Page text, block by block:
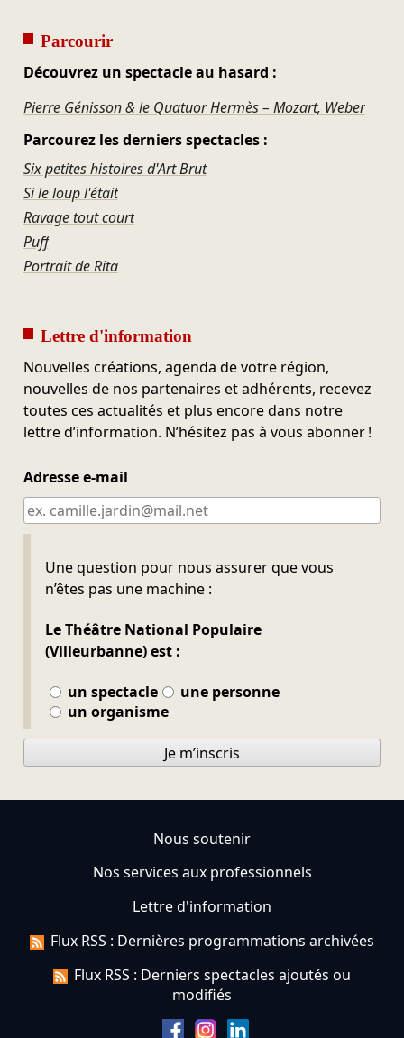
Parcourir
Découvrez un spectacle au hasard :
Pierre Génisson & le Quatuor Hermès – Mozart, Weber
Parcourez les derniers spectacles :
Six petites histoires d'Art Brut
Si le loup l'était
Ravage tout court
Puff
Portrait de Rita
Lettre d'information
Nouvelles créations, agenda de votre région,
nouvelles de nos partenaires et adhérents, recevez
toutes ces actualités et plus encore dans notre
lettre d’information. N’hésitez pas à vous abonner !
Adresse e-mail
Une question pour nous assurer que vous
n’êtes pas une machine :
Le Théâtre National Populaire
(Villeurbanne) est :
un spectacle
une personne
un organisme
Ne pas remplir
Je m’inscris
Nous soutenir
Nos services aux professionnels
Lettre d'information
Flux RSS : Dernières programmations archivées
Flux RSS : Derniers spectacles ajoutés ou
modifiés